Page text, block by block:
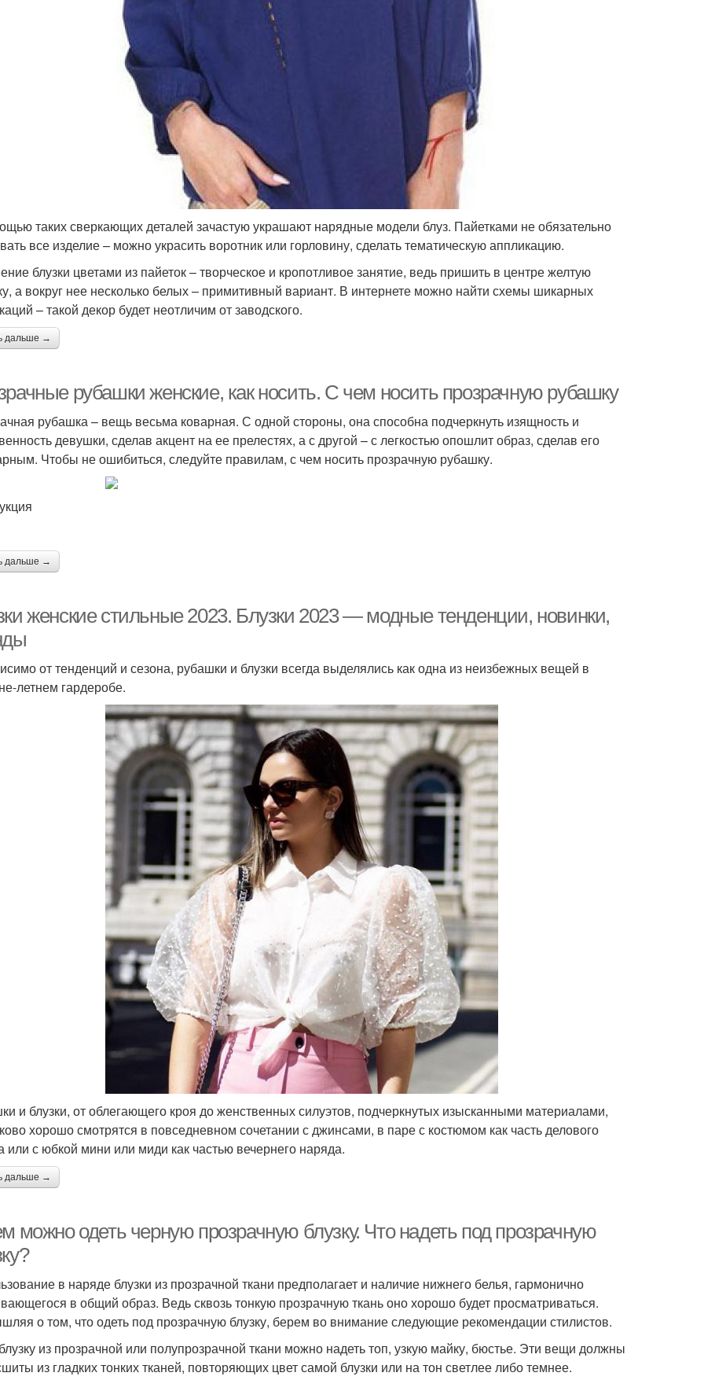
таких сверкающих деталей зачастую украшают нарядные модели блуз. Пайетками не обязательно
все изделие – можно украсить воротник или горловину, сделать тематическую аппликацию.
блузки цветами из пайеток – творческое и кропотливое занятие, ведь пришить в центре желтую
а вокруг нее несколько белых – примитивный вариант. В интернете можно найти схемы шикарных
– такой декор будет неотличим от заводского.
дальше →
рубашки женские, как носить. С чем носить прозрачную рубашку
рубашка – вещь весьма коварная. С одной стороны, она способна подчеркнуть изящность и
девушки, сделав акцент на ее прелестях, а с другой – с легкостью опошлит образ, сделав его
Чтобы не ошибиться, следуйте правилам, с чем носить прозрачную рубашку.
дальше →
женские стильные 2023. Блузки 2023 — модные тенденции, новинки,
от тенденций и сезона, рубашки и блузки всегда выделялись как одна из неизбежных вещей в
летнем гардеробе.
и блузки, от облегающего кроя до женственных силуэтов, подчеркнутых изысканными материалами,
хорошо смотрятся в повседневном сочетании с джинсами, в паре с костюмом как часть делового
или с юбкой мини или миди как частью вечернего наряда.
дальше →
можно одеть черную прозрачную блузку. Что надеть под прозрачную
в наряде блузки из прозрачной ткани предполагает и наличие нижнего белья, гармонично
в общий образ. Ведь сквозь тонкую прозрачную ткань оно хорошо будет просматриваться.
о том, что одеть под прозрачную блузку, берем во внимание следующие рекомендации стилистов.
из прозрачной или полупрозрачной ткани можно надеть топ, узкую майку, бюстье. Эти вещи должны
из гладких тонких тканей, повторяющих цвет самой блузки или на тон светлее либо темнее.